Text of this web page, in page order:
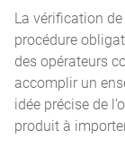
La vérification de
procédure
des opérateurs
accomplir un
idée précise de
produit à